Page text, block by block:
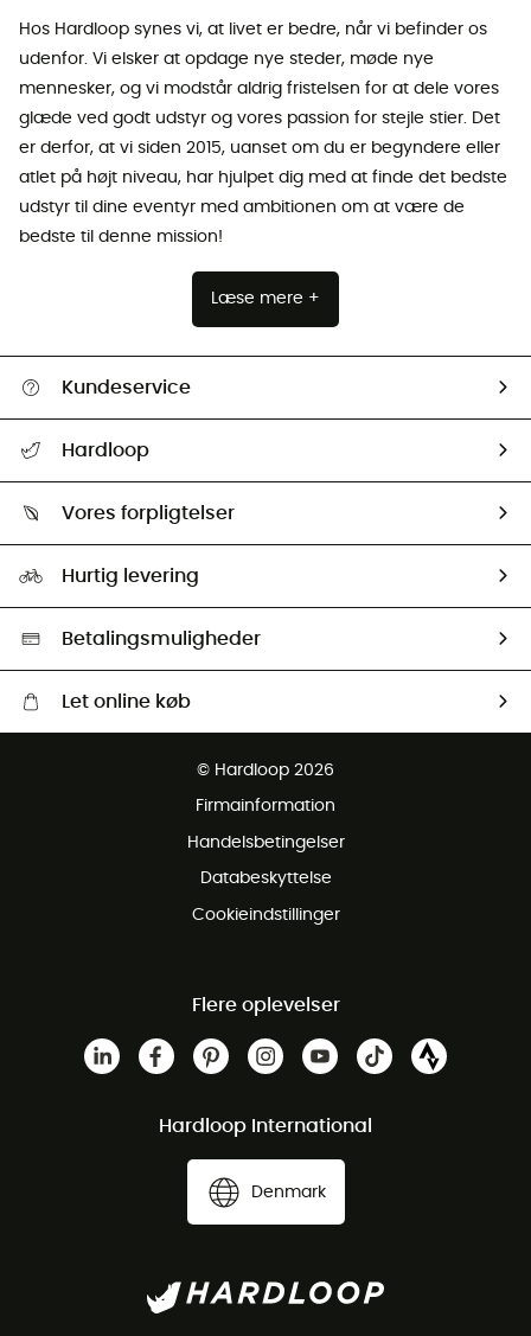
Hos Hardloop synes vi, at livet er bedre, når vi befinder os
udenfor. Vi elsker at opdage nye steder, møde nye
mennesker, og vi modstår aldrig fristelsen for at dele vores
glæde ved godt udstyr og vores passion for stejle stier. Det
er derfor, at vi siden 2015, uanset om du er begyndere eller
atlet på højt niveau, har hjulpet dig med at finde det bedste
udstyr til dine eventyr med ambitionen om at være de
bedste til denne mission!
Læse mere +
Kundeservice
Returnering & Tilbagebetaling
Hardloop
Our ambassadors
Vores forpligtelser
Second hand
HardGreen Udvalg
Hurtig levering
Betalingsmuligheder
Let online køb
Gratis retur inden for 100 dage
© Hardloop 2026
Firmainformation
Handelsbetingelser
Databeskyttelse
Cookieindstillinger
Flere oplevelser
Hardloop International
Denmark